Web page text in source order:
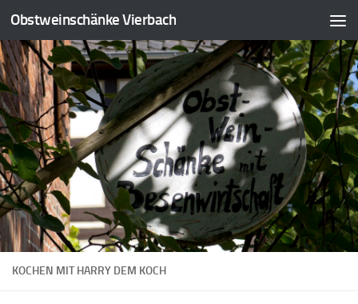
Obstweinschänke Vierbach
KOCHEN MIT HARRY DEM KOCH